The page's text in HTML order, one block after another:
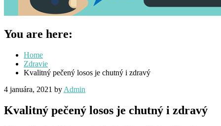
You are here:
Home
Zdravie
Kvalitný pečený losos je chutný i zdravý
4 januára, 2021 by Admin
Kvalitný pečený losos je chutný i zdravý